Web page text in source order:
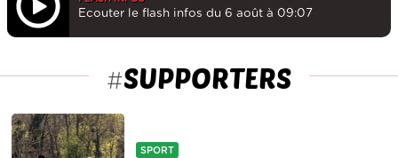
Ecouter le flash infos du 6 août à 09:07
#SUPPORTERS
SPORT